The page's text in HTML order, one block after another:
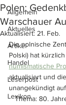
Allgemein
Aktuelles
Artikel
Handel
Leserpost
Lexikon
Polen:
Warschauer
Aktualisiert: 21. Feb.
Die polnische
Polski) hat
numismatische
aktualisiert und
unangekündigt
   Thema: 80. Jahrestag des Warschauer